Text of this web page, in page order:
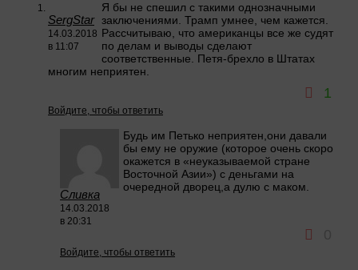
SergStar
14.03.2018
в 11:07
Я бы не спешил с такими однозначными
заключениями. Трамп умнее, чем кажется.
Рассчитываю, что американцы все же судят
по делам и выводы сделают
соответственные. Петя-брехло в Штатах
многим неприятен.
1
Войдите, чтобы ответить
Сливка
14.03.2018
в 20:31
Будь им Петько неприятен,они давали
бы ему не оружие (которое очень скоро
окажется в «неуказываемой стране
Восточной Азии») с деньгами на
очередной дворец,а дулю с маком.
Войдите, чтобы ответить